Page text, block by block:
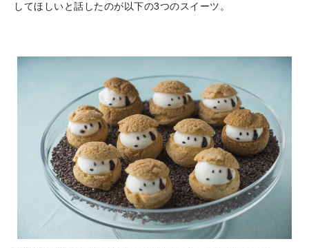
してほしいと話したのが以下の3つのスイーツ。